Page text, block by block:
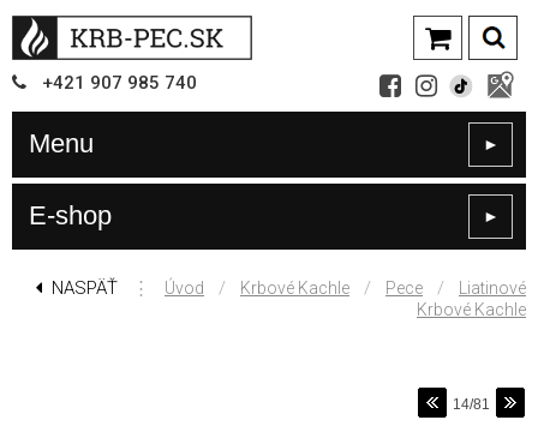
+421 907 985 740
Menu ►
E-shop ►
NASPÄŤ ⋮ Úvod / Krbové Kachle / Pece /
Liatinové
Krbové Kachle
14/81